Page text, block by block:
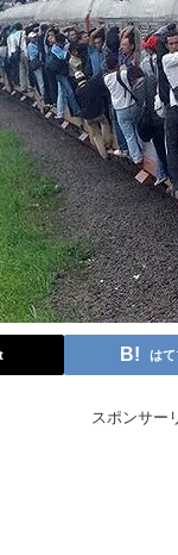
はて
スポンサー